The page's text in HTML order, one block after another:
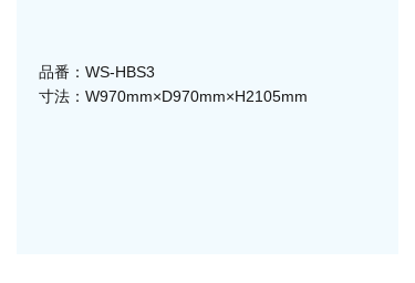
品番：WS-HBS3
寸法：W970mm×D970mm×H2105mm